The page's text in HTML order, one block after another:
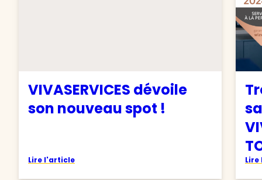
VIVASERVICES dévoile
son nouveau spot !
Lire l'article